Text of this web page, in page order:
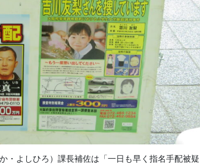
・よしひろ）課長補佐は「一日も早く指名手配被疑